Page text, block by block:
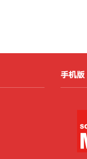
手机版